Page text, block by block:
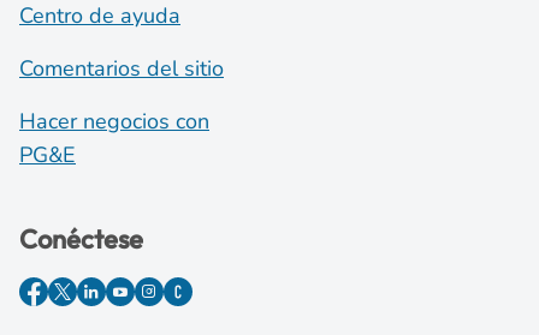
Centro de ayuda
Comentarios del sitio
Hacer negocios con
PG&E
Conéctese